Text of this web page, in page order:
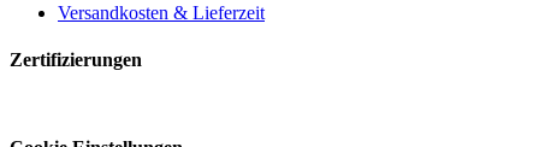
Versandkosten & Lieferzeit
Zertifizierungen